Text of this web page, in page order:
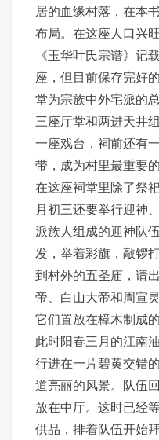
居的血缘村落，在本
布局。在这座人口兴
《玉华叶氏宗谱》记
座，但目前保存完好
堂为宗族中外宅派的
三座厅堂和两进天井
一座戏台，祠前还有
带，成为村里最重要
在这座祠堂里除了祭
月初三还要举行迎神
派族人组成的迎神队
发，举着彩旗，敲锣
到村外的五圣庙，请
帝、白山大帝和周宣
它们置放在樟木制成
此时阳春三月的江南
行进在一片碧黄交错
道亮丽的风景。队伍
放在中厅。这时已经
供品，排着队伍开始